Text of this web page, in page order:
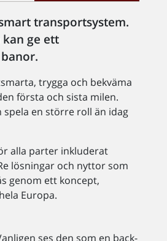
transportsystem.
ge ett
trygga och bekväma
första och sista milen.
en större roll än idag
alla parter inkluderat
lösningar och nyttor som
genom ett koncept,
Europa.
ses den som en back-